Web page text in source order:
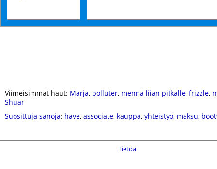
Viimeisimmät haut: Marja, polluter, mennä liian pitkälle, frizzle,
Shuar
Suosittuja sanoja: have, associate, kauppa, yhteistyö, maksu,
Tietoa